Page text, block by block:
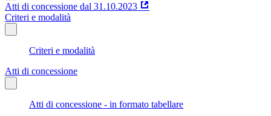
Atti di concessione dal 31.10.2023
Criteri e modalità
Criteri e modalità
Atti di concessione
Atti di concessione - in formato tabellare